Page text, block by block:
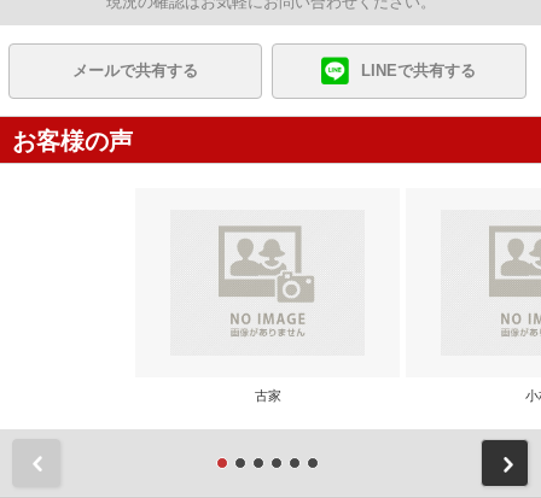
メールで共有する LINEで共有する
お客様の声
古家 小